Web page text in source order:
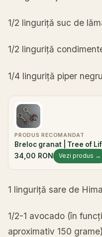
1/2 linguriță suc de
1/2 linguriță
1/4 linguriță piper
PRODUS RECOMANDAT
Breloc granat | Tree of
34,00 RON Vezi produs →
1 linguriță sare de
1/2-1 avocado (în
aproximativ 150 grame)